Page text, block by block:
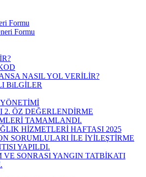
Formu
Formu
NASIL YOL VERİLİR?
BiLGİLER
2. ÖZ DEĞERLENDİRME
TAMAMLANDI.
HİZMETLERİ HAFTASI 2025
SORUMLULARI İLE İYİLEŞTİRME
YAPILDI.
VE SONRASI YANGIN TATBİKATI